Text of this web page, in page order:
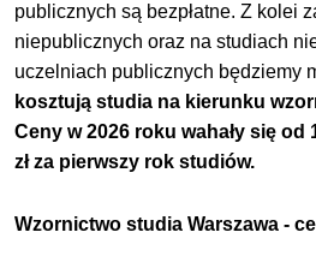
publicznych są bezpłatne. Z kolei
niepublicznych oraz na studiach
uczelniach publicznych będziemy
kosztują studia na kierunku
Ceny w 2026 roku wahały sięod
złza pierwszy rok studiów.
Wzornictwo studia Warszawa -